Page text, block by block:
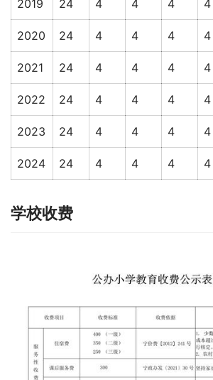
2019 24 4 4 4 4
2020 24 4 4 4 4
2021 24 4 4 4 4
2022 24 4 4 4 4
2023 24 4 4 4 4
2024 24 4 4 4 4
学校收费